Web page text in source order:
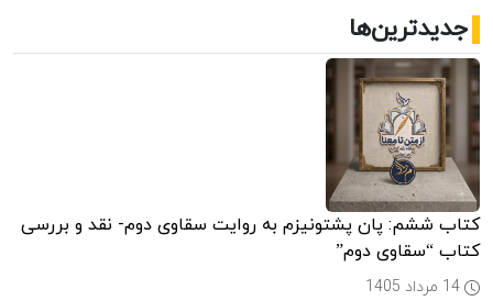
جدیدترین‌ها
کتاب ششم: پان پشتونیزم به روایت سقاوی دوم- نقد و بررسی
کتاب “سقاوی دوم”
14 مرداد 1405